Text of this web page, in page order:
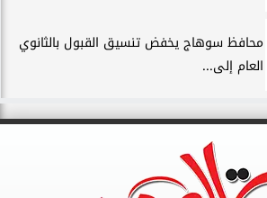
محافظ سوهاج يخفض تنسيق القبول بالثانوي
العام إلى...